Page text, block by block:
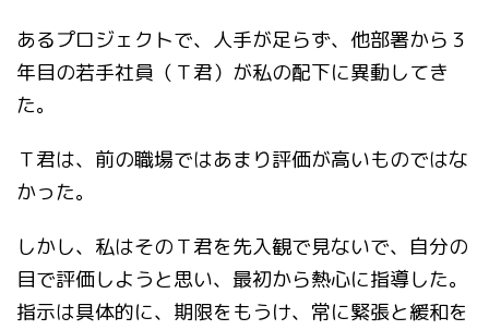
あるプロジェクトで、人手が足らず、他部署から３
年目の若手社員（Ｔ君）が私の配下に異動してき
た。
Ｔ君は、前の職場ではあまり評価が高いものではな
かった。
しかし、私はそのＴ君を先入観で見ないで、自分の
目で評価しようと思い、最初から熱心に指導した。
指示は具体的に、期限をもうけ、常に緊張と緩和を